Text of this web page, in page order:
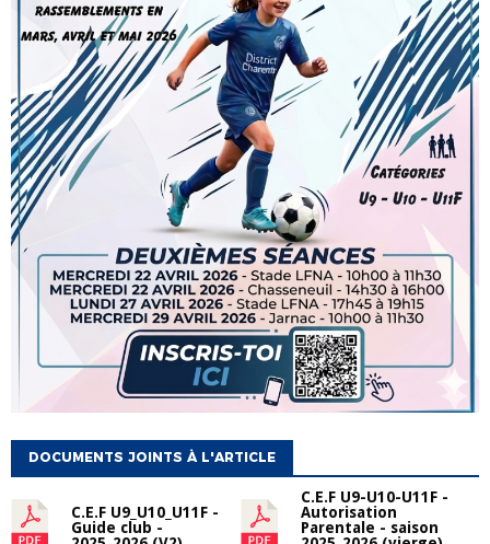
DOCUMENTS JOINTS À L'ARTICLE
C.E.F U9_U10_U11F -
Guide club -
C.E.F U9-U10-U11F -
Autorisation
Parentale - saison